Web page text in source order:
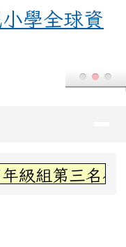
學全球資訊
學全球資
第三名~感謝丞